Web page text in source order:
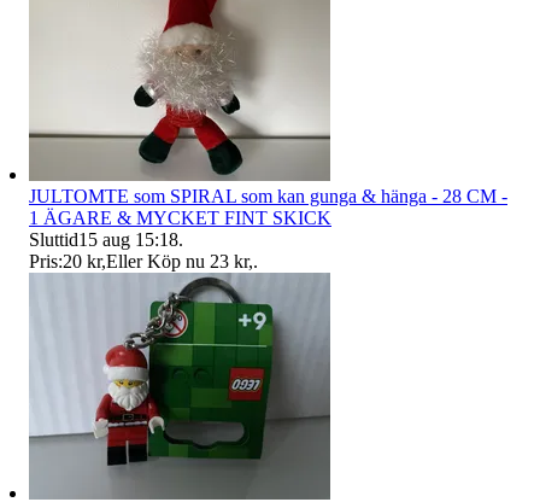
JULTOMTE som SPIRAL som kan gunga & hänga - 28 CM -
1 ÄGARE & MYCKET FINT SKICK
Sluttid15 aug 15:18.
Pris:20 kr,Eller Köp nu 23 kr,.